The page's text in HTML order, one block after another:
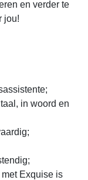
en verder te
jou!
in woord en
Exquise is